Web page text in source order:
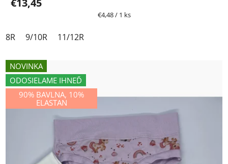
€13,45
Jednotková
€4,48 / 1 ks
8R 9/10R 11/12R
NOVINKA
ODOSIELAME IHNEĎ
90% BAVLNA, 10%
ELASTAN